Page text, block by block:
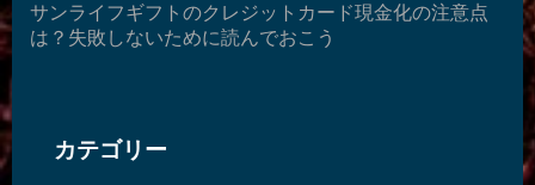
サンライフギフトのクレジットカード現金化の注意点
は？失敗しないために読んでおこう
カテゴリー